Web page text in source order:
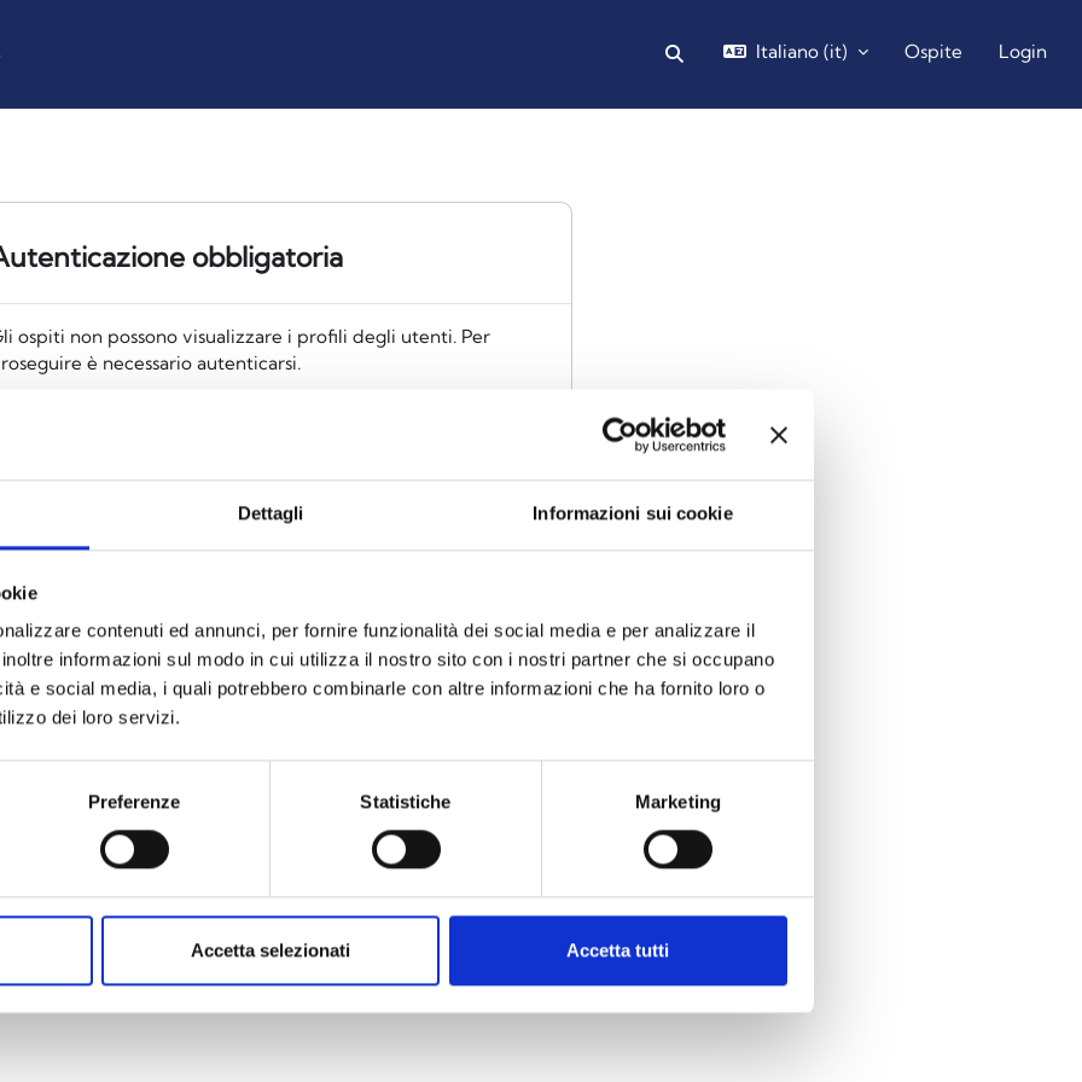
Dettagli Informazioni sui cookie
contenuti ed annunci, per fornire funzionalità dei social media e per analizzare il
informazioni sul modo in cui utilizza il nostro sito con i nostri partner che si occupano
e social media, i quali potrebbero combinarle con altre informazioni che ha fornito loro o
dei loro servizi.
Preferenze Statistiche Marketing
Accetta selezionati Accetta tutti
Attiva/disattiva input di ricerca
Italiano ‎(it)‎ Ospite Login
obbligatoria
ospiti non possono visualizzare i profili degli utenti. Per
è necessario autenticarsi.